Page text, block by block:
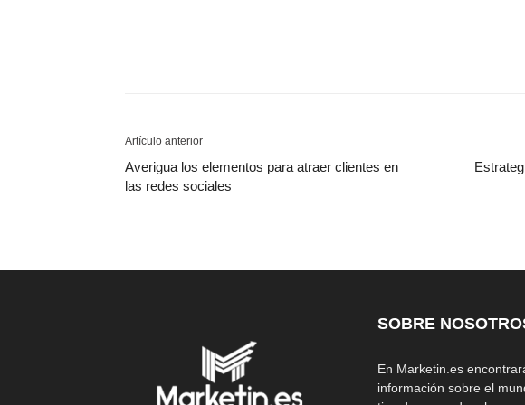
Artículo anterior
Averigua los elementos para atraer clientes en
las redes sociales
SOBRE
En Marketin.es
información sobre el